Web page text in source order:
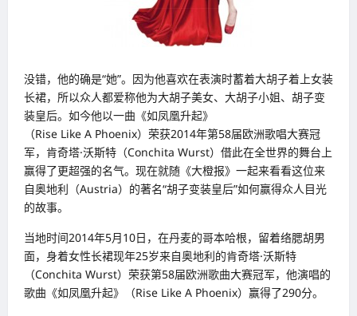
没错，他的确是“她”。因为他喜欢在表演时蓄着大胡子着上女装
长裙，所以众人都爱称他为大胡子美女、大胡子小姐、胡子变
装皇后。如今他以一曲《如凤凰升起》
（Rise Like A Phoenix）荣获2014年第58届欧洲歌唱大赛冠
军，肯奇塔·沃斯特（Conchita Wurst）借此在全世界的舞台上
赢得了更超强的名气。现在就随《大橙报》一起来看看这位来
自奥地利（Austria）的著名“胡子变装皇后”如何赢得众人目光
的故事。
当地时间2014年5月10日，在丹麦的哥本哈根，留着络腮胡男
面，身着女性长裙现年25岁来自奥地利的肯奇塔·沃斯特
（Conchita Wurst）荣获第58届欧洲歌曲大赛冠军，他演唱的
歌曲《如凤凰升起》（Rise Like A Phoenix）赢得了290分。